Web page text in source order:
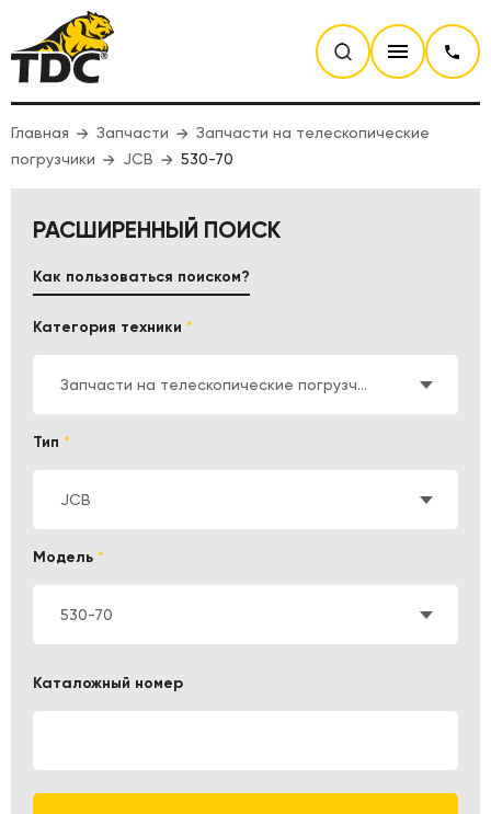
Главная Запчасти
Запчасти на телескопические
погрузчики
JCB 530-70
РАСШИРЕННЫЙ ПОИСК
Категория техники *
Запчасти на телескопические погрузчики
Тип *
JCB
Модель *
530-70
Каталожный номер
Как пользоваться поиском?